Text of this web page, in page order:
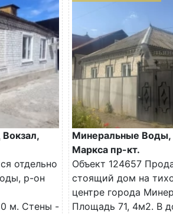
отдельно
р-он
0 м. Стены -
Минеральные Воды,
Маркса пр-кт.
Объект 124657
стоящий дом на
центре города
Площадь 71, 4м2. В